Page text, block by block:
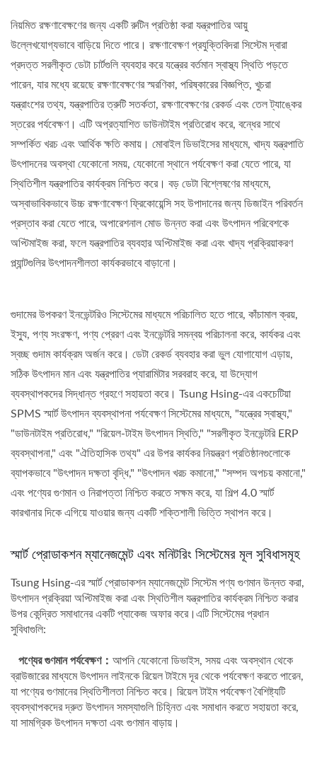
নিয়মিত রক্ষণাবেক্ষণের জন্য একটি রুটিন প্রতিষ্ঠা করা যন্ত্রপাতির আয়ু
উল্লেখযোগ্যভাবে বাড়িয়ে দিতে পারে। রক্ষণাবেক্ষণ প্রযুক্তিবিদরা সিস্টেম দ্বারা
প্রদত্ত সরলীকৃত ডেটা চার্টগুলি ব্যবহার করে যন্ত্রের বর্তমান স্বাস্থ্য স্থিতি পড়তে
পারেন, যার মধ্যে রয়েছে রক্ষণাবেক্ষণের স্মরণিকা, পরিষ্কারের বিজ্ঞপ্তি, খুচরা
যন্ত্রাংশের তথ্য, যন্ত্রপাতির ত্রুটি সতর্কতা, রক্ষণাবেক্ষণের রেকর্ড এবং তেল ট্যাঙ্কের
স্তরের পর্যবেক্ষণ। এটি অপ্রত্যাশিত ডাউনটাইম প্রতিরোধ করে, বন্ধের সাথে
সম্পর্কিত খরচ এবং আর্থিক ক্ষতি কমায়। মোবাইল ডিভাইসের মাধ্যমে, খাদ্য যন্ত্রপাতি
উৎপাদনের অবস্থা যেকোনো সময়, যেকোনো স্থানে পর্যবেক্ষণ করা যেতে পারে, যা
স্থিতিশীল যন্ত্রপাতির কার্যক্রম নিশ্চিত করে। বড় ডেটা বিশ্লেষণের মাধ্যমে,
অস্বাভাবিকভাবে উচ্চ রক্ষণাবেক্ষণ ফ্রিকোয়েন্সি সহ উপাদানের জন্য ডিজাইন পরিবর্তন
প্রস্তাব করা যেতে পারে, অপারেশনাল মোড উন্নত করা এবং উৎপাদন পরিবেশকে
অপ্টিমাইজ করা, ফলে যন্ত্রপাতির ব্যবহার অপ্টিমাইজ করা এবং খাদ্য প্রক্রিয়াকরণ
প্ল্যান্টগুলির উৎপাদনশীলতা কার্যকরভাবে বাড়ানো।
গুদামের উপকরণ ইনভেন্টরিও সিস্টেমের মাধ্যমে পরিচালিত হতে পারে, কাঁচামাল ক্রয়,
ইস্যু, পণ্য সংরক্ষণ, পণ্য প্রেরণ এবং ইনভেন্টরি সমন্বয় পরিচালনা করে, কার্যকর এবং
স্বচ্ছ গুদাম কার্যক্রম অর্জন করে। ডেটা রেকর্ড ব্যবহার করা ভুল যোগাযোগ এড়ায়,
সঠিক উৎপাদন মান এবং যন্ত্রপাতির প্যারামিটার সরবরাহ করে, যা উদ্যোগ
ব্যবস্থাপকদের সিদ্ধান্ত গ্রহণে সহায়তা করে। Tsung Hsing-এর একচেটিয়া
SPMS স্মার্ট উৎপাদন ব্যবস্থাপনা পর্যবেক্ষণ সিস্টেমের মাধ্যমে, "যন্ত্রের স্বাস্থ্য,"
"ডাউনটাইম প্রতিরোধ," "রিয়েল-টাইম উৎপাদন স্থিতি," "সরলীকৃত ইনভেন্টরি ERP
ব্যবস্থাপনা," এবং "ঐতিহাসিক তথ্য" এর উপর কার্যকর নিয়ন্ত্রণ প্রতিষ্ঠানগুলোকে
ব্যাপকভাবে "উৎপাদন দক্ষতা বৃদ্ধি," "উৎপাদন খরচ কমানো," "সম্পদ অপচয় কমানো,"
এবং পণ্যের গুণমান ও নিরাপত্তা নিশ্চিত করতে সক্ষম করে, যা শিল্প 4.0 স্মার্ট
কারখানার দিকে এগিয়ে যাওয়ার জন্য একটি শক্তিশালী ভিত্তি স্থাপন করে।
স্মার্ট প্রোডাকশন ম্যানেজমেন্ট এবং মনিটরিং সিস্টেমের মূল সুবিধাসমূহ
Tsung Hsing-এর স্মার্ট প্রোডাকশন ম্যানেজমেন্ট সিস্টেম পণ্য গুণমান উন্নত করা,
উৎপাদন প্রক্রিয়া অপ্টিমাইজ করা এবং স্থিতিশীল যন্ত্রপাতির কার্যক্রম নিশ্চিত করার
উপর কেন্দ্রিত সমাধানের একটি প্যাকেজ অফার করে।এটি সিস্টেমের প্রধান
সুবিধাগুলি:
পণ্যের গুণমান পর্যবেক্ষণ： আপনি যেকোনো ডিভাইস, সময় এবং অবস্থান থেকে
ব্রাউজারের মাধ্যমে উৎপাদন লাইনকে রিয়েল টাইমে দূর থেকে পর্যবেক্ষণ করতে পারেন,
যা পণ্যের গুণমানের স্থিতিশীলতা নিশ্চিত করে। রিয়েল টাইম পর্যবেক্ষণ বৈশিষ্ট্যটি
ব্যবস্থাপকদের দ্রুত উৎপাদন সমস্যাগুলি চিহ্নিত এবং সমাধান করতে সহায়তা করে,
যা সামগ্রিক উৎপাদন দক্ষতা এবং গুণমান বাড়ায়।